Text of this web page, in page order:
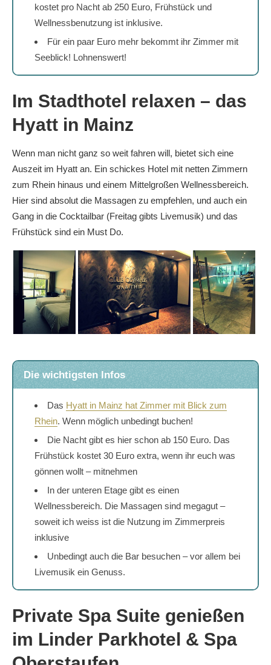
kostet pro Nacht ab 250 Euro, Frühstück und
Wellnessbenutzung ist inklusive.
Für ein paar Euro mehr bekommt ihr Zimmer mit
Seeblick! Lohnenswert!
Im Stadthotel relaxen – das
Hyatt in Mainz
Wenn man nicht ganz so weit fahren will, bietet sich eine
Auszeit im Hyatt an. Ein schickes Hotel mit netten Zimmern
zum Rhein hinaus und einem Mittelgroßen Wellnessbereich.
Hier sind absolut die Massagen zu empfehlen, und auch ein
Gang in die Cocktailbar (Freitag gibts Livemusik) und das
Frühstück sind ein Must Do.
Die wichtigsten Infos
Das Hyatt in Mainz hat Zimmer mit Blick zum
Rhein. Wenn möglich unbedingt buchen!
Die Nacht gibt es hier schon ab 150 Euro. Das
Frühstück kostet 30 Euro extra, wenn ihr euch was
gönnen wollt – mitnehmen
In der unteren Etage gibt es einen
Wellnessbereich. Die Massagen sind megagut –
soweit ich weiss ist die Nutzung im Zimmerpreis
inklusive
Unbedingt auch die Bar besuchen – vor allem bei
Livemusik ein Genuss.
Private Spa Suite genießen
im Linder Parkhotel & Spa